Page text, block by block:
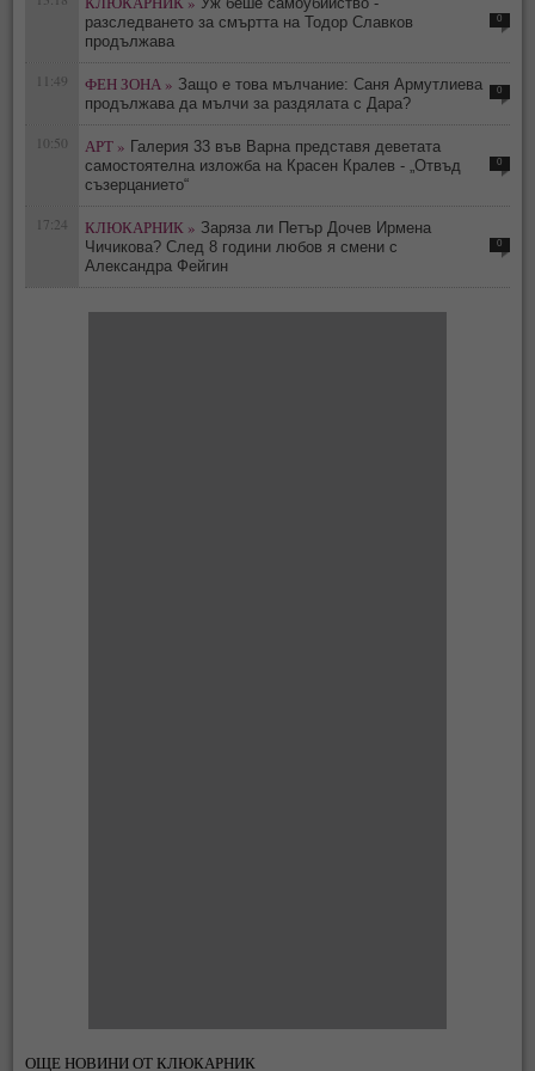
разследването за смъртта на Тодор Славков
продължава
0
11:49 ФЕН ЗОНА » Защо е това мълчание: Саня Армутлиева
продължава да мълчи за раздялата с Дара?
0
10:50 АРТ » Галерия 33 във Варна представя деветата
самостоятелна изложба на Красен Кралев - „Отвъд
съзерцанието“
0
17:24 КЛЮКАРНИК » Заряза ли Петър Дочев Ирмена
Чичикова? След 8 години любов я смени с
Александра Фейгин
0
ОЩЕ НОВИНИ ОТ КЛЮКАРНИК